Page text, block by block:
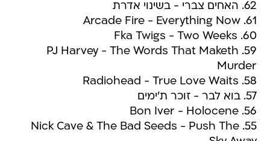
62. האחים צברי - בשינוי אדרת
61. Arcade Fire - Everything Now
60. Fka Twigs - Two Weeks
59. PJ Harvey - The Words That Maketh
Murder
58. Radiohead - True Love Waits
57. בוא לבר - זוכר ת'ימים
56. Bon Iver - Holocene
55. Nick Cave & The Bad Seeds - Push The